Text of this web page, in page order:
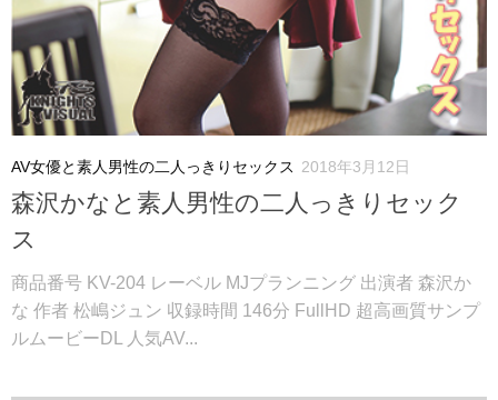
AV女優と素人男性の二人っきりセックス 2018年3月12日
森沢かなと素人男性の二人っきりセック
ス
商品番号 KV-204 レーベル MJプランニング 出演者 森沢か
な 作者 松嶋ジュン 収録時間 146分 FullHD 超高画質サンプ
ルムービーDL 人気AV...